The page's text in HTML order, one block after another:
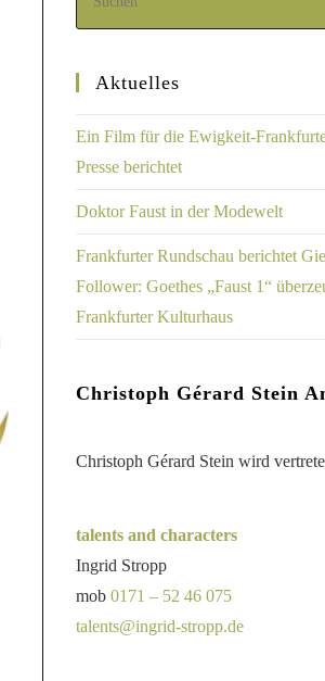
Aktuelles
Ein Film für die Ewigkeit-
Presse berichtet
Doktor Faust in der Modewelt
Frankfurter Rundschau berichtet
Follower: Goethes „Faust 1“
Frankfurter Kulturhaus
Christoph Gérard Stein
Christoph Gérard Stein wird
talents and characters
Ingrid Stropp
mob 0171 – 52 46 075
talents@ingrid-stropp.de